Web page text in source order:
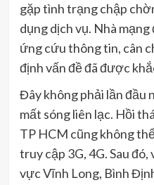
gặp tình trạng chập
dụng dịch vụ. Nhà
ứng cứu thông tin, cân
định vấn đề đã được
Đây không phải lần đầu
mất sóng liên lạc. Hồi
TP HCM cũng không
truy cập 3G, 4G. Sau đó,
vực Vĩnh Long, Bình